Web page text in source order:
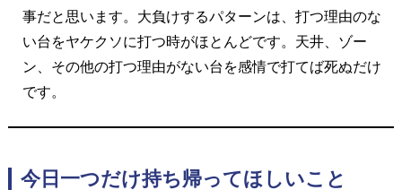
事だと思います。大負けするパターンは、打つ理由のな
い台をヤケクソに打つ時がほとんどです。天井、ゾー
ン、その他の打つ理由がない台を感情で打てば死ぬだけ
です。
今日一つだけ持ち帰ってほしいこと